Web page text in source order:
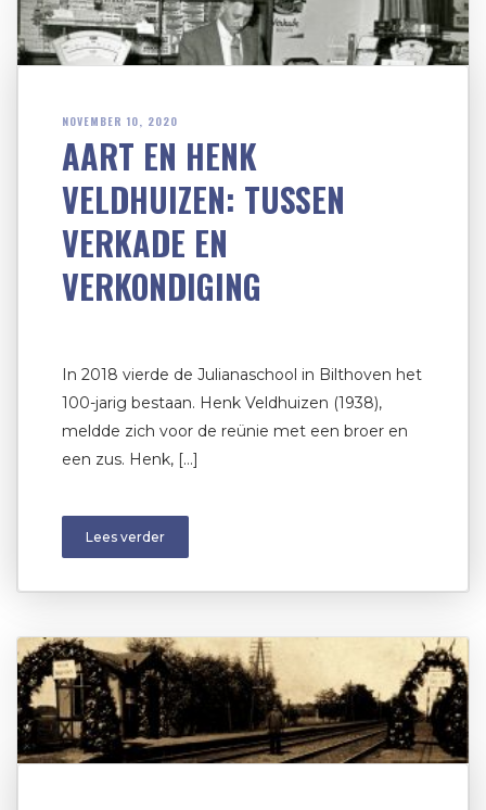
NOVEMBER 10, 2020
AART EN HENK
VELDHUIZEN: TUSSEN
VERKADE EN
VERKONDIGING
In 2018 vierde de Julianaschool in Bilthoven het
100-jarig bestaan. Henk Veldhuizen (1938),
meldde zich voor de reünie met een broer en
een zus. Henk, […]
Lees verder